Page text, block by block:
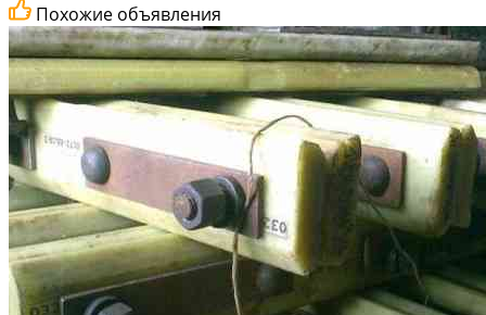
Похожие объявления